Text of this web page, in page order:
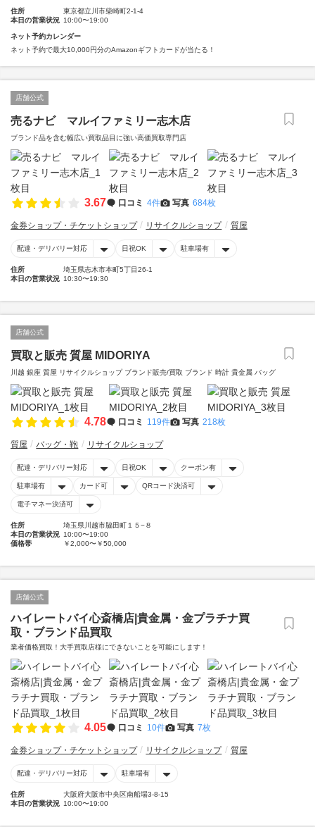
住所
東京都立川市柴崎町2-1-4
本日の営業状況 10:00〜19:00
ネット予約カレンダー
ネット予約で最大10,000円分のAmazonギフトカードが当たる！
店舗公式
売るナビ マルイファミリー志木店
ブランド品を含む幅広い買取品目に強い高価買取専門店
3.67 口コミ 4件 写真 684枚
金券ショップ・チケットショップ リサイクルショップ 質屋
配達・デリバリー対応 日祝OK 駐車場有
住所
埼玉県志木市本町5丁目26-1
本日の営業状況 10:30〜19:30
店舗公式
買取と販売 質屋 MIDORIYA
川越 銀座 質屋 リサイクルショップ ブランド販売/買取 ブランド 時計 貴金属 バッグ
4.78 口コミ 119件 写真 218枚
質屋 バッグ・鞄 リサイクルショップ
配達・デリバリー対応 日祝OK クーポン有
駐車場有 カード可 QRコード決済可
電子マネー決済可
住所
埼玉県川越市脇田町１５−８
本日の営業状況 10:00〜19:00
価格帯
￥2,000〜￥50,000
店舗公式
ハイレートバイ心斎橋店|貴金属・金プラチナ買
取・ブランド品買取
業者価格買取！大手買取店様にできないことを可能にします！
4.05 口コミ 10件 写真 7枚
金券ショップ・チケットショップ リサイクルショップ 質屋
配達・デリバリー対応 駐車場有
住所
大阪府大阪市中央区南船場3-8-15
本日の営業状況 10:00〜19:00